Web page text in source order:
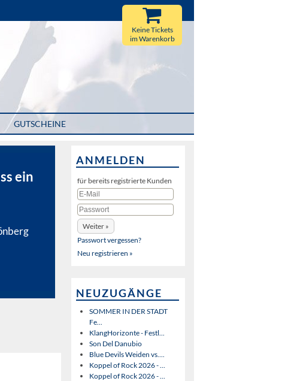
GUTSCHEINE
Keine Tickets
im Warenkorb
ein
ANMELDEN
für bereits registrierte Kunden
Passwort vergessen?
Neu registrieren »
NEUZUGÄNGE
SOMMER IN DER STADT
Fe...
KlangHorizonte - Festl...
Son Del Danubio
Blue Devils Weiden vs....
Koppel of Rock 2026 - ...
Koppel of Rock 2026 - ...